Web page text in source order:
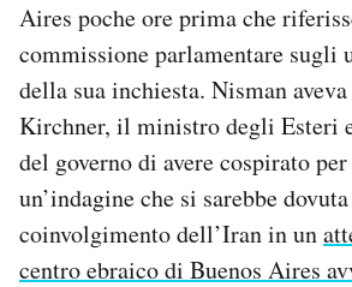
Aires poche ore prima che
commissione parlamentare
della sua inchiesta. Nisman
Kirchner, il ministro degli Esteri
del governo di avere cospirato
un’indagine che si sarebbe
coinvolgimento dell’Iran in un
centro ebraico di Buenos Aires